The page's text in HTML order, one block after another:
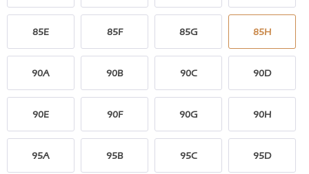
85E 85F 85G 85H
90A 90B 90C 90D
90E 90F 90G 90H
95A 95B 95C 95D